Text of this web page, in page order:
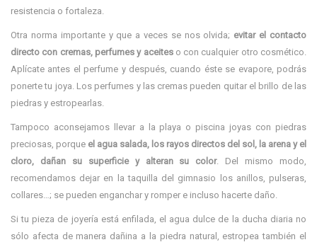
resistencia o fortaleza.
Otra norma importante y que a veces se nos olvida; evitar el contacto
directo con cremas, perfumes y aceiteso con cualquier otro cosmético.
Aplícate antes el perfume y después, cuando éste se evapore, podrás
ponerte tu joya. Los perfumes y las cremas pueden quitar el brillo de las
piedras y estropearlas.
Tampoco aconsejamos llevar a la playa o piscina joyas con piedras
preciosas, porque el agua salada, los rayos directos del sol, la arena y el
cloro, dañan su superficie y alteran su color. Del mismo modo,
recomendamos dejar en la taquilla del gimnasio los anillos, pulseras,
collares…; se pueden enganchar y romper e incluso hacerte daño.
Si tu pieza de joyería está enfilada, el agua dulce de la ducha diaria no
sólo afecta de manera dañina a la piedra natural, estropea también el